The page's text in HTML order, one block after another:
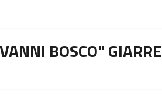
BOSCO" GIARRE